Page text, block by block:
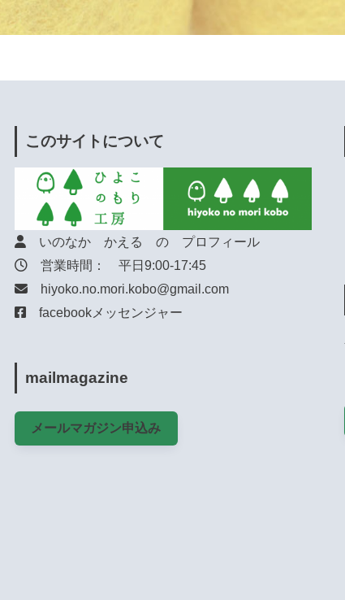
このサイトについて
いのなか かえる の プロフィール
営業時間： 平日9:00-17:45
hiyoko.no.mori.kobo@gmail.com
facebookメッセンジャー
mailmagazine
メールマガジン申込み